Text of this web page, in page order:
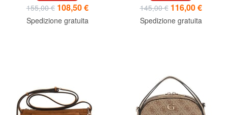
155,00 € 108,50 €
Spedizione gratuita
145,00 € 116,00 €
Spedizione gratuita